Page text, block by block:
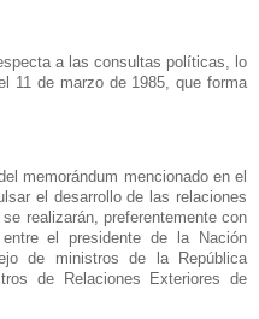
a las consultas políticas, lo
11 de marzo de 1985, que forma
memorándum mencionado en el
el desarrollo de las relaciones
realizarán, preferentemente con
el presidente de
la Nación
de ministros de
la República
de Relaciones Exteriores de